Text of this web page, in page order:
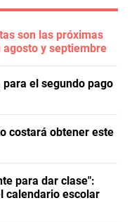
son las próximas
agosto y septiembre
el segundo pago
costará obtener este
para dar clase":
calendario escolar